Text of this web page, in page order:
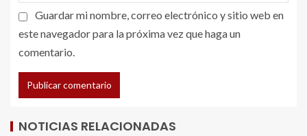
Guardar mi nombre, correo electrónico y sitio web en
este navegador para la próxima vez que haga un
comentario.
NOTICIAS RELACIONADAS